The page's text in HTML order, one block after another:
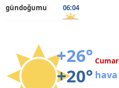
gündoğumu
06:04
+26°
+20°